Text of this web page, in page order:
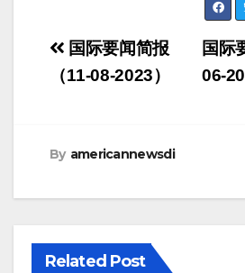
Post
navigation
国际
06-
国际要闻简报
（11-08-2023）
By americannewsdi
Related Post